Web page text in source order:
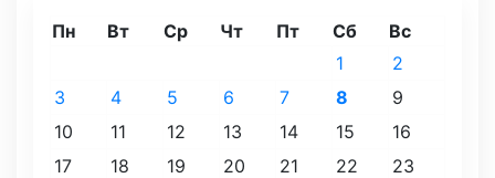
Пн Вт Ср Чт Пт Сб Вс
1
2
3
4 5 6 7 8
9
10
11 12 13 14 15
16
17
18 19 20 21 22
23